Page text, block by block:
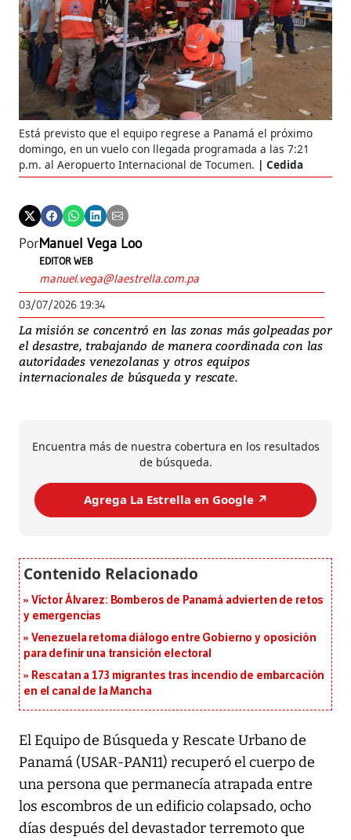
Está previsto que el equipo regrese a Panamá el próximo
domingo, en un vuelo con llegada programada a las 7:21
p.m. al Aeropuerto Internacional de Tocumen.
Cedida
PorManuel Vega Loo
EDITOR WEB
manuel.vega@laestrella.com.pa
03/07/2026 19:34
La misión se concentró en las zonas más golpeadas por
el desastre, trabajando de manera coordinada con las
autoridades venezolanas y otros equipos
internacionales de búsqueda y rescate.
Encuentra más de nuestra cobertura en los resultados
de búsqueda.
Agrega La Estrella en Google ↗️
Víctor Álvarez: Bomberos de Panamá advierten de retos
y emergencias
Venezuela retoma diálogo entre Gobierno y oposición
para definir una transición electoral
Rescatan a 173 migrantes tras incendio de embarcación
en el canal de la Mancha
El Equipo de Búsqueda y Rescate Urbano de
Panamá (USAR-PAN11) recuperó el cuerpo de
una persona que permanecía atrapada entre
los escombros de un edificio colapsado, ocho
días después del devastador terremoto que